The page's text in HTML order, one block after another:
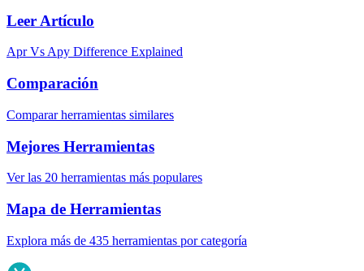
Leer Artículo
Apr Vs Apy Difference Explained
Comparación
Comparar herramientas similares
Mejores Herramientas
Ver las 20 herramientas más populares
Mapa de Herramientas
Explora más de 435 herramientas por categoría